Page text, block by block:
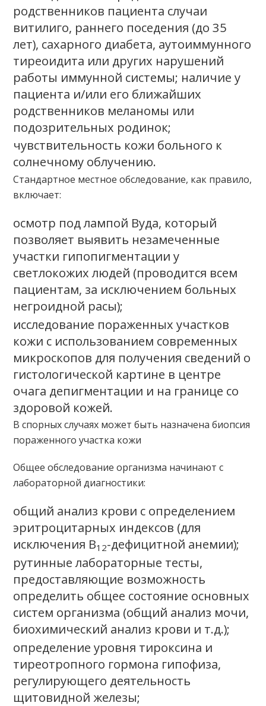
родственников пациента случаи
витилиго, раннего поседения (до 35
лет), сахарного диабета, аутоиммунного
тиреоидита или других нарушений
работы иммунной системы; наличие у
пациента и/или его ближайших
родственников меланомы или
подозрительных родинок;
чувствительность кожи больного к
солнечному облучению.
Стандартное местное обследование, как правило,
включает:
осмотр под лампой Вуда, который
позволяет выявить незамеченные
участки гипопигментации у
светлокожих людей (проводится всем
пациентам, за исключением больных
негроидной расы);
исследование пораженных участков
кожи с использованием современных
микроскопов для получения сведений о
гистологической картине в центре
очага депигментации и на границе со
здоровой кожей.
В спорных случаях может быть назначена биопсия
пораженного участка кожи
Общее обследование организма начинают с
лабораторной диагностики:
общий анализ крови с определением
эритроцитарных индексов (для
исключения В12-дефицитной анемии);
рутинные лабораторные тесты,
предоставляющие возможность
определить общее состояние основных
систем организма (общий анализ мочи,
биохимический анализ крови и т.д.);
определение уровня тироксина и
тиреотропного гормона гипофиза,
регулирующего деятельность
щитовидной железы;